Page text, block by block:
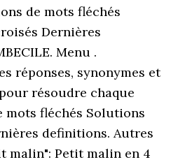
de mots fléchés
Dernières
Menu .
réponses, synonymes et
résoudre chaque
mots fléchés Solutions
definitions. Autres
malin": Petit malin en 4